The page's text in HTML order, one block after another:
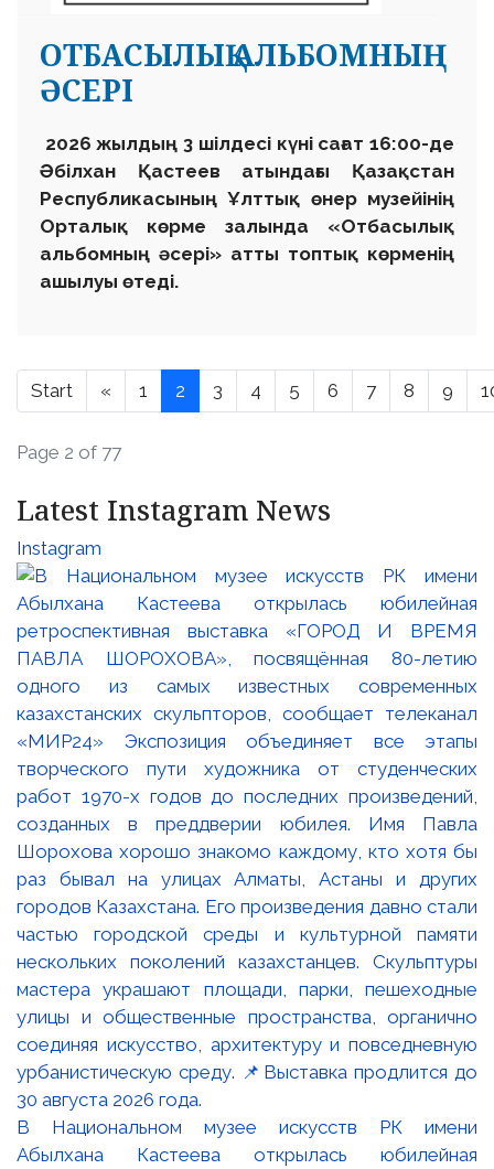
ОТБАСЫЛЫҚ АЛЬБОМНЫҢ
ӘСЕРІ
2026 жылдың 3 шілдесі күні сағат 16:00-де
Әбілхан Қастеев атындағы Қазақстан
Республикасының Ұлттық өнер музейінің
Орталық көрме залында «Отбасылық
альбомның әсері» атты топтық көрменің
ашылуы өтеді.
Start « 1 2 3 4 5 6 7 8 9
Page 2 of 77
Latest Instagram News
Instagram
В Национальном музее искусств РК имени
Абылхана Кастеева открылась юбилейная